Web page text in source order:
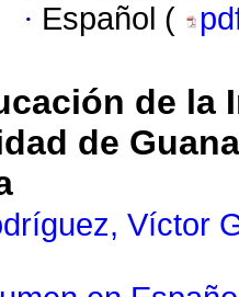
· Español (
de la
de
Víctor